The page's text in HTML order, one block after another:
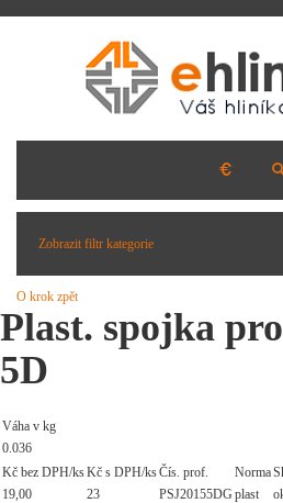
Zobrazit filtr kategorie
O krok zpět
Plast. spojka
5D
Váha v kg
0.036
Kč bez DPH/ksKč s DPH/ksČís. prof. Norma
19,00
23 PSJ20155DG plast